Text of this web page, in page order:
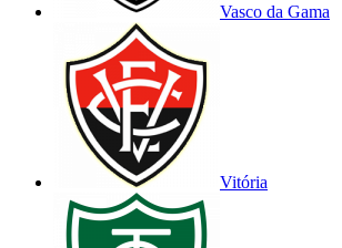
Vasco da Gama
Vitória